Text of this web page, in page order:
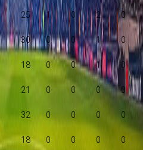
25 1 0 2 0
30 0 0 1 0
18 0 0 1 0
21 0 0 0 0
32 0 0 0 0
18 0 0 0 0